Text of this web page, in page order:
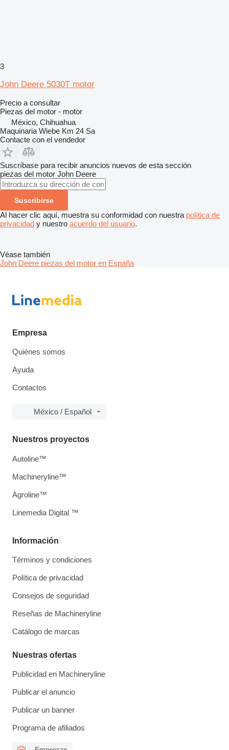
3
John Deere 5030T motor
Precio a consultar
Piezas del motor - motor
México, Chihuahua
Maquinaria Wiebe Km 24 Sa
Contacte con el vendedor
Suscríbase para recibir anuncios nuevos de esta sección
piezas del motor John Deere
Suscribirse
Al hacer clic aquí, muestra su conformidad con nuestra política de
privacidad y nuestro acuerdo del usuario.
Véase también
John Deere piezas del motor en España
Empresa
Quiénes somos
Ayuda
Contactos
México / Español
Información
Términos y condiciones
Política de privacidad
Consejos de seguridad
Reseñas de Machineryline
Catálogo de marcas
Nuestras ofertas
Publicidad en Machineryline
Publicar el anuncio
Publicar un banner
Programa de afiliados
Nuestros proyectos
Autoline™
Machineryline™
Agroline™
Linemedia Digital ™